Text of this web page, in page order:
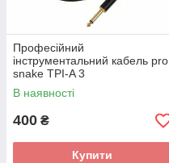
Професійний
інструментальний кабель pro
snake TPI-A 3
В наявності
400 ₴
Купити